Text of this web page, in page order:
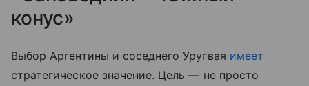
конус»
Выбор Аргентины и соседнего Уругвая имеет
стратегическое значение. Цель — не просто